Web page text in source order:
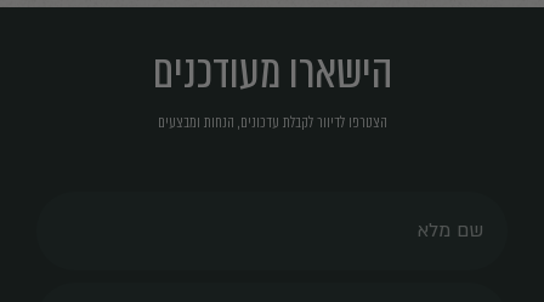
הישארו מעודכנים
הצטרפו לדיוור לקבלת עדכונים, הנחות ומבצעים